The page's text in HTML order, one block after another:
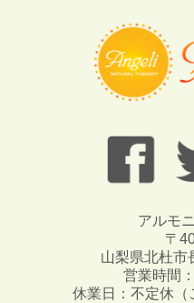
アルモ
〒
山梨県北杜市
営業時間
休業日：不定休（